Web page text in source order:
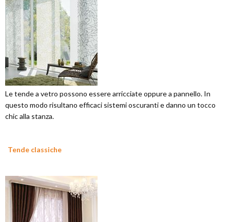
Le tende a vetro possono essere arricciate oppure a pannello. In
questo modo risultano efficaci sistemi oscuranti e danno un tocco
chic alla stanza.
Tende classiche